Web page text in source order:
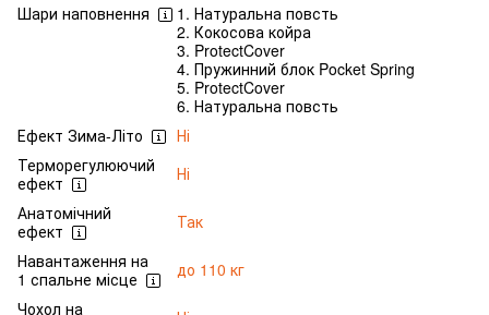
Шари наповнення
1. Натуральна повсть
2. Кокосова койра
3. ProtectCover
4. Пружинний блок Pocket Spring
5. ProtectCover
6. Натуральна повсть
Ефект Зима-Літо
Ні
Терморегулюючий
ефект
Ні
Анатомічний
ефект
Так
Навантаження на
1 спальне місце
до 110 кг
Чохол на